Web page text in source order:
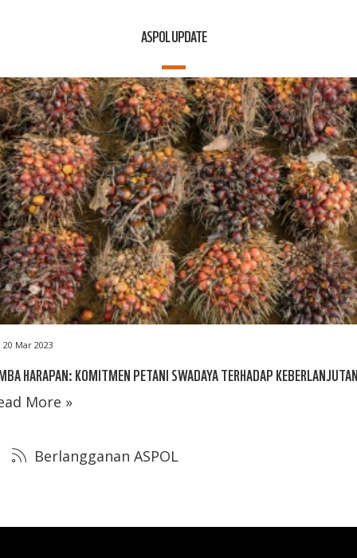
ASPOL UPDATE
20 Mar 2023
HARAPAN: KOMITMEN PETANI SWADAYA TERHADAP
More »
Berlangganan ASPOL